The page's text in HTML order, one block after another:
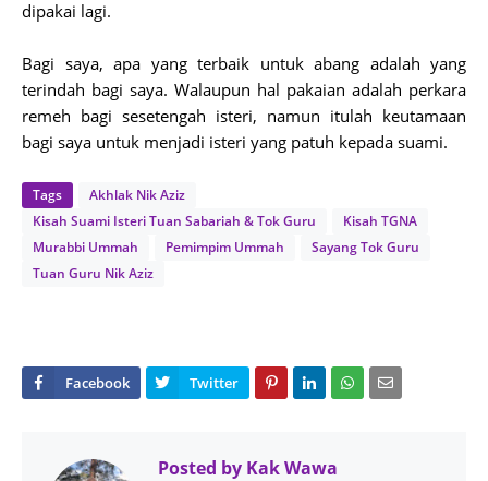
dipakai lagi.
Bagi saya, apa yang terbaik untuk abang adalah yang
terindah bagi saya. Walaupun hal pakaian adalah perkara
remeh bagi sesetengah isteri, namun itulah keutamaan
bagi saya untuk menjadi isteri yang patuh kepada suami.
Tags
Akhlak Nik Aziz
Kisah Suami Isteri Tuan Sabariah & Tok Guru
Kisah TGNA
Murabbi Ummah
Pemimpim Ummah
Sayang Tok Guru
Tuan Guru Nik Aziz
Posted by Kak Wawa